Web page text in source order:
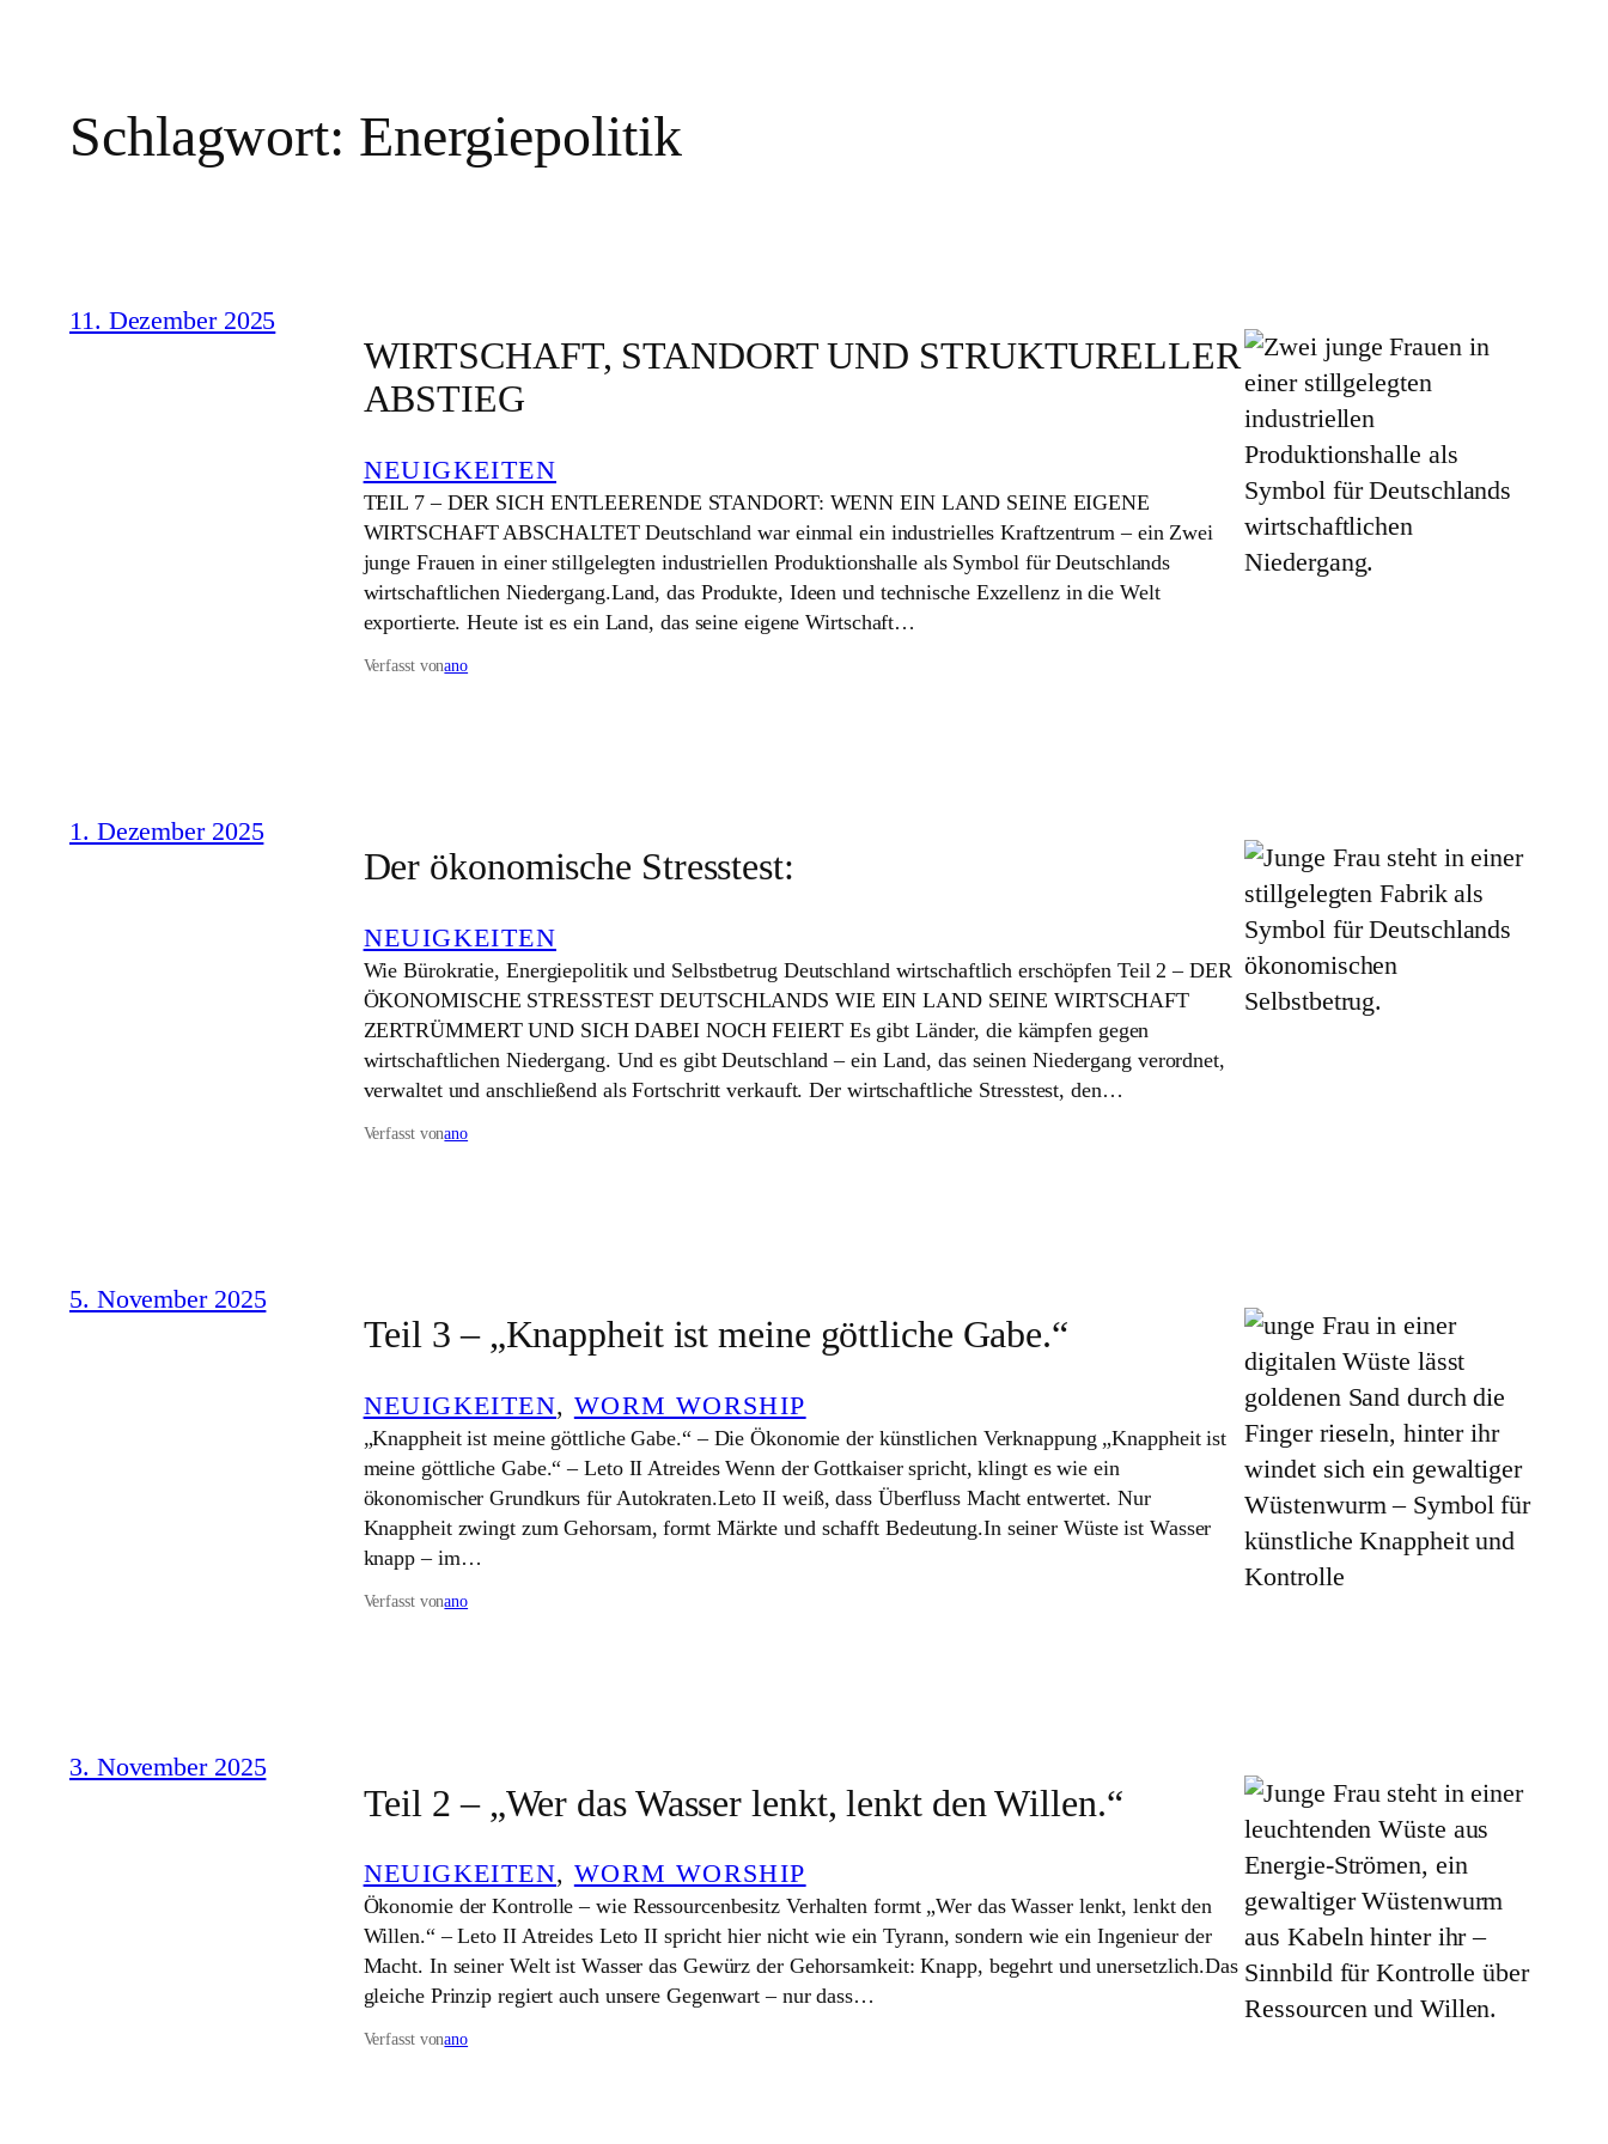
Schlagwort: Energiepolitik
11. Dezember 2025
WIRTSCHAFT, STANDORT UND STRUKTURELLER
ABSTIEG
NEUIGKEITEN
TEIL 7 – DER SICH ENTLEERENDE STANDORT: WENN EIN LAND SEINE EIGENE
WIRTSCHAFT ABSCHALTET Deutschland war einmal ein industrielles Kraftzentrum – ein Zwei
junge Frauen in einer stillgelegten industriellen Produktionshalle als Symbol für Deutschlands
wirtschaftlichen Niedergang.Land, das Produkte, Ideen und technische Exzellenz in die Welt
exportierte. Heute ist es ein Land, das seine eigene Wirtschaft…
Verfasst vonano
1. Dezember 2025
Der ökonomische Stresstest:
NEUIGKEITEN
Wie Bürokratie, Energiepolitik und Selbstbetrug Deutschland wirtschaftlich erschöpfen Teil 2 – DER
ÖKONOMISCHE STRESSTEST DEUTSCHLANDS WIE EIN LAND SEINE WIRTSCHAFT
ZERTRÜMMERT UND SICH DABEI NOCH FEIERT Es gibt Länder, die kämpfen gegen
wirtschaftlichen Niedergang. Und es gibt Deutschland – ein Land, das seinen Niedergang verordnet,
verwaltet und anschließend als Fortschritt verkauft. Der wirtschaftliche Stresstest, den…
Verfasst vonano
5. November 2025
Teil 3 – „Knappheit ist meine göttliche Gabe.“
NEUIGKEITEN, WORM WORSHIP
„Knappheit ist meine göttliche Gabe.“ – Die Ökonomie der künstlichen Verknappung „Knappheit ist
meine göttliche Gabe.“ – Leto II Atreides Wenn der Gottkaiser spricht, klingt es wie ein
ökonomischer Grundkurs für Autokraten.Leto II weiß, dass Überfluss Macht entwertet. Nur
Knappheit zwingt zum Gehorsam, formt Märkte und schafft Bedeutung.In seiner Wüste ist Wasser
knapp – im…
Verfasst vonano
3. November 2025
Teil 2 – „Wer das Wasser lenkt, lenkt den Willen.“
NEUIGKEITEN, WORM WORSHIP
Ökonomie der Kontrolle – wie Ressourcenbesitz Verhalten formt „Wer das Wasser lenkt, lenkt den
Willen.“ – Leto II Atreides Leto II spricht hier nicht wie ein Tyrann, sondern wie ein Ingenieur der
Macht. In seiner Welt ist Wasser das Gewürz der Gehorsamkeit: Knapp, begehrt und unersetzlich.Das
gleiche Prinzip regiert auch unsere Gegenwart – nur dass…
Verfasst vonano